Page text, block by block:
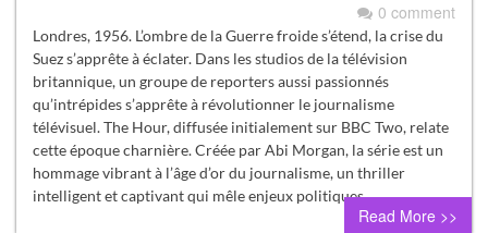
0 comment
Londres, 1956. L’ombre de la Guerre froide s’étend, la crise du
Suez s’apprête à éclater. Dans les studios de la télévision
britannique, un groupe de reporters aussi passionnés
qu’intrépides s’apprête à révolutionner le journalisme
télévisuel. The Hour, diffusée initialement sur BBC Two, relate
cette époque charnière. Créée par Abi Morgan, la série est un
hommage vibrant à l’âge d’or du journalisme, un thriller
intelligent et captivant qui mêle enjeux politiques…
Read More >>